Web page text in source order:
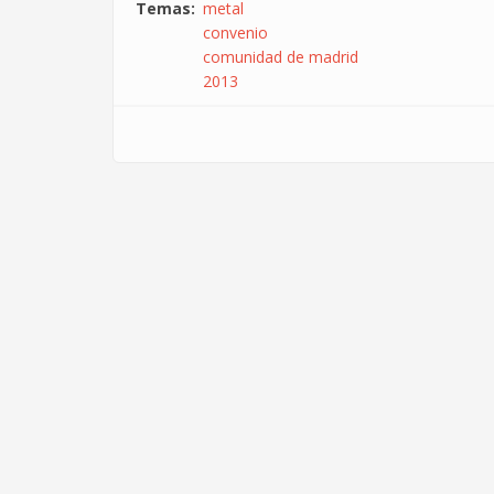
Temas
metal
convenio
comunidad de madrid
2013